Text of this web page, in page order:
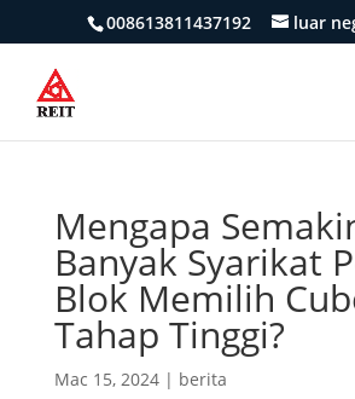
008613811437192 luar
Mengapa
Banyak Syarikat
Blok Memilih
Tahap Tinggi?
Mac 15, 2024| berita